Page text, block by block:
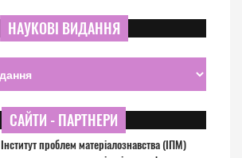
НАУКОВІ ВИДАННЯ
САЙТИ - ПАРТНЕРИ
Інститут проблем матеріалознавства (ІПМ)